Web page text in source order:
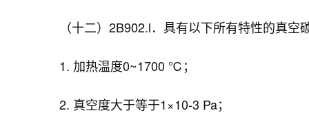
（十二）2B902.l．具有以下所有特性的真空
1. 加热温度0~1700 ℃；
2. 真空度大于等于1×10-3 Pa；